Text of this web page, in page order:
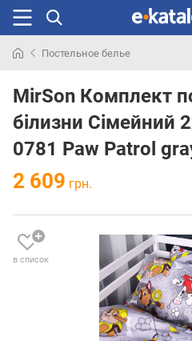
раньше
Постельное белье
MirSon Комплект
білизни Сімейний
0781 Paw Patrol
2 609 грн.
в список